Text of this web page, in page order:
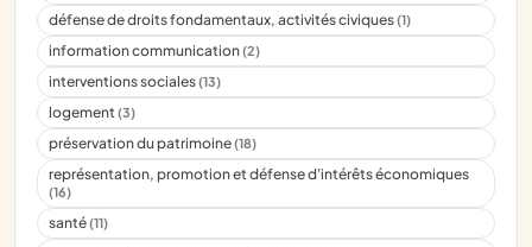
défense de droits fondamentaux, activités civiques(1)
information communication(2)
interventions sociales(13)
logement(3)
préservation du patrimoine(18)
représentation, promotion et défense d'intérêts économiques
(16)
santé(11)